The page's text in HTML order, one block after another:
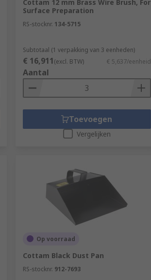
Cottam 12 mm Brass Wire Brush, For
Surface Preparation
RS-stocknr. 134-5715
Subtotaal (1 verpakking van 3 eenheden)
€ 16,911(excl. BTW) € 5,637/eenheid
Aantal
Toevoegen
Vergelijken
Op voorraad
Cottam Black Dust Pan
RS-stocknr. 912-7693